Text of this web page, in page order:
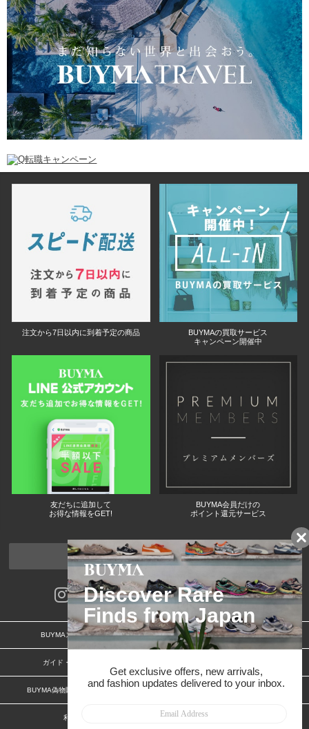
注文から7日以内に到着予定の商品
BUYMAの買取サービス
キャンペーン開催中
友だちに追加して
お得な情報をGET!
BUYMA会員だけの
ポイント還元サービス
ページトップへ
BUYMAスタートガイド 安心への取り組み
ガイド・お問い合わせ
BUYMA偽物販売防止の取り組み BUYMA CARD
利用規約